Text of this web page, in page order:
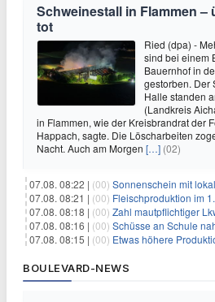
Schweinestall in Flammen –
tot
Ried (dpa) -
sind bei einem
Bauernhof in
gestorben. Der
Halle standen
(Landkreis
in Flammen, wie der Kreisbrandrat der
Happach, sagte. Die Löscharbeiten
Nacht. Auch am Morgen […] (02)
07.08. 08:22 | (00) Sonnenschein mit
07.08. 08:21 | (00) Fleischproduktion im
07.08. 08:18 | (00) Zahl mautpflichtiger Lkw
07.08. 08:16 | (00) Schüsse an Schule nahe
07.08. 08:15 | (00) Etwas höhere
BOULEVARD-NEWS